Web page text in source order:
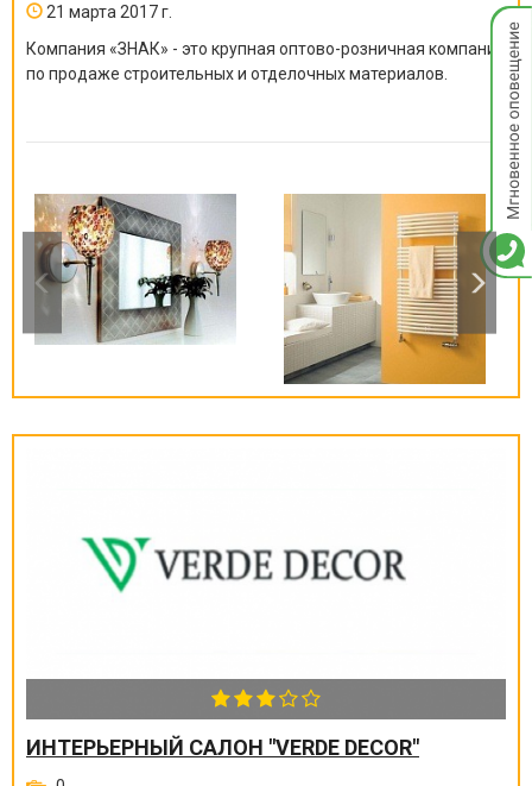
21 марта 2017 г.
Компания «ЗНАК» - это крупная оптово-розничная компания
по продаже строительных и отделочных материалов.
ИНТЕРЬЕРНЫЙ САЛОН "VERDE DECOR"